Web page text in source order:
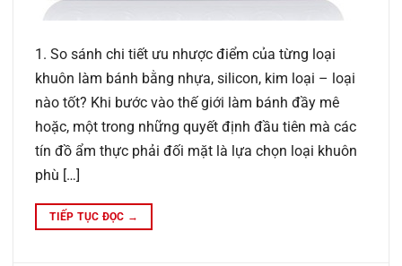
1. So sánh chi tiết ưu nhược điểm của từng loại
khuôn làm bánh bằng nhựa, silicon, kim loại – loại
nào tốt? Khi bước vào thế giới làm bánh đầy mê
hoặc, một trong những quyết định đầu tiên mà các
tín đồ ẩm thực phải đối mặt là lựa chọn loại khuôn
phù […]
TIẾP TỤC ĐỌC →